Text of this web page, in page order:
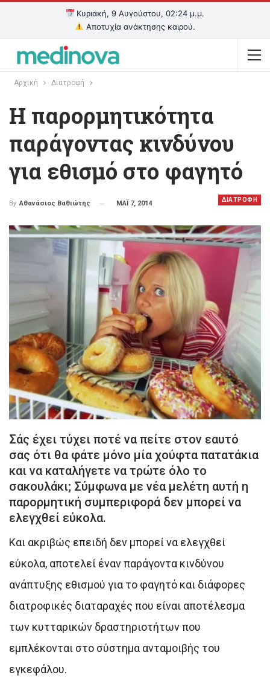
Κυριακή, 9 Αυγούστου, 02:24 μ.μ.
Αποτυχία ανάκτησης καιρού.
Αρχική Διατροφή
H παρορμητικότητα
παράγοντας κινδύνου
για εθισμό στο φαγητό
ΔΙΑΤΡΟΦΗ
By Αθανάσιος Βαθιώτης ΜΑΪ 7, 2014
Σάς έχει τύχει ποτέ να πείτε στον εαυτό
σας ότι θα φάτε μόνο μία χούφτα πατατάκια
και να καταλήγετε να τρώτε όλο το
σακουλάκι; Σύμφωνα με νέα μελέτη αυτή η
παρορμητική συμπεριφορά δεν μπορεί να
ελεγχθεί εύκολα.
Και ακριβώς επειδή δεν μπορεί να ελεγχθεί
εύκολα, αποτελεί έναν παράγοντα κινδύνου
ανάπτυξης εθισμού για το φαγητό και διάφορες
διατροφικές διαταραχές που είναι αποτέλεσμα
των κυτταρικών δραστηριοτήτων που
εμπλέκονται στο σύστημα ανταμοιβής του
εγκεφάλου.